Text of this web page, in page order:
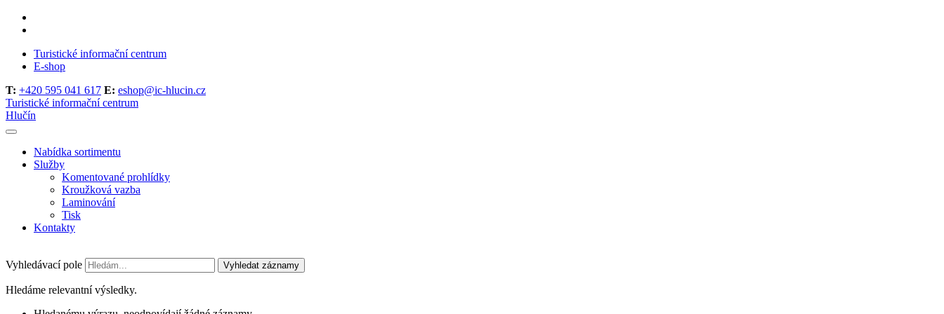
Turistické informační centrum
E-shop
T: +420 595 041 617 E: eshop@ic-hlucin.cz
Turistické informační centrum
Hlučín
Nabídka sortimentu
Služby
Komentované prohlídky
Kroužková vazba
Laminování
Tisk
Kontakty
Vyhledávací pole Vyhledat záznamy
Hledáme relevantní výsledky.